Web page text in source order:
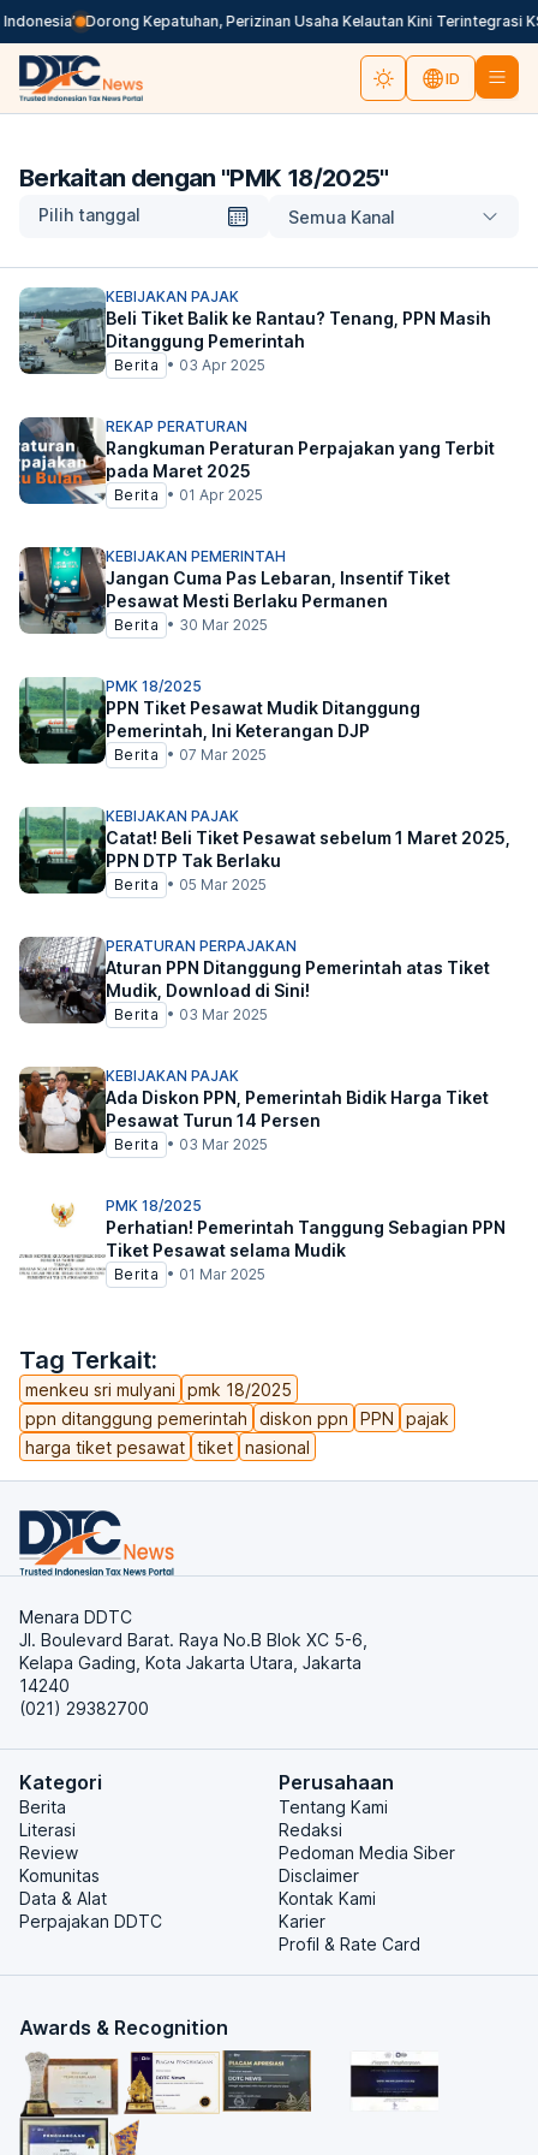
Dorong Kepatuhan, Perizinan Usaha Kelautan Kini Terintegrasi
ID
Berkaitan dengan "PMK 18/2025"
Pilih tanggal Semua Kanal
Tag Terkait:
menkeu sri mulyani
pmk 18/2025
ppn ditanggung pemerintah
diskon ppn PPN
pajak
harga tiket pesawat tiket nasional
KEBIJAKAN PAJAK
Beli Tiket Balik ke Rantau? Tenang, PPN Masih
Ditanggung Pemerintah
Berita • 03 Apr 2025
REKAP PERATURAN
Rangkuman Peraturan Perpajakan yang Terbit
pada Maret 2025
Berita • 01 Apr 2025
KEBIJAKAN PEMERINTAH
Jangan Cuma Pas Lebaran, Insentif Tiket
Pesawat Mesti Berlaku Permanen
Berita • 30 Mar 2025
PMK 18/2025
PPN Tiket Pesawat Mudik Ditanggung
Pemerintah, Ini Keterangan DJP
Berita • 07 Mar 2025
KEBIJAKAN PAJAK
Catat! Beli Tiket Pesawat sebelum 1 Maret 2025,
PPN DTP Tak Berlaku
Berita • 05 Mar 2025
PERATURAN PERPAJAKAN
Aturan PPN Ditanggung Pemerintah atas Tiket
Mudik, Download di Sini!
Berita • 03 Mar 2025
KEBIJAKAN PAJAK
Ada Diskon PPN, Pemerintah Bidik Harga Tiket
Pesawat Turun 14 Persen
Berita • 03 Mar 2025
PMK 18/2025
Perhatian! Pemerintah Tanggung Sebagian PPN
Tiket Pesawat selama Mudik
Berita • 01 Mar 2025
Menara DDTC
Jl. Boulevard Barat. Raya No.B Blok XC 5-6,
Kelapa Gading, Kota Jakarta Utara, Jakarta
14240
(021) 29382700
Kategori
Berita
Literasi
Review
Komunitas
Data & Alat
Perpajakan DDTC
Perusahaan
Tentang Kami
Redaksi
Pedoman Media Siber
Disclaimer
Kontak Kami
Karier
Profil & Rate Card
Awards & Recognition